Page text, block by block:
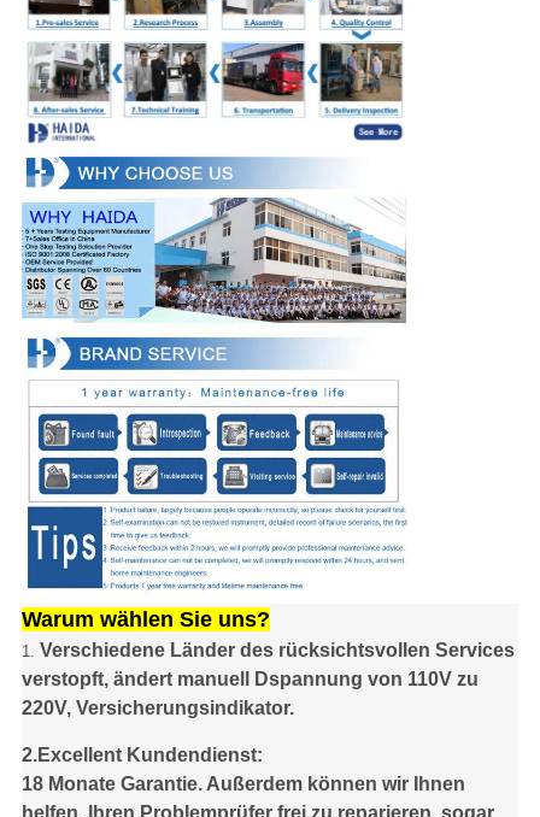
Warum wählen Sie uns?
1. Verschiedene Länder des rücksichtsvollen Services
verstopft, ändert manuell Dspannung von 110V zu
220V, Versicherungsindikator.
2.Excellent Kundendienst:
18 Monate Garantie. Außerdem können wir Ihnen